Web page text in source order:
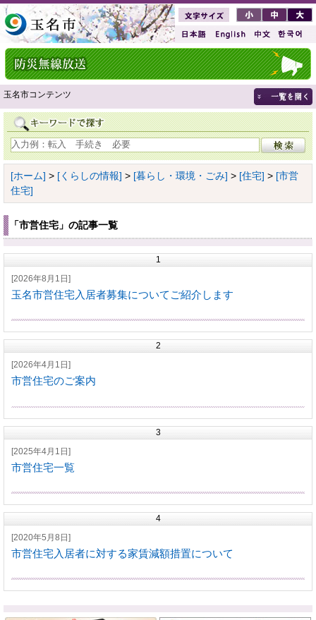
玉名市コンテンツ
[ホーム] > [くらしの情報] > [暮らし・環境・ごみ] > [住宅] > [市営
住宅]
「市営住宅」の記事一覧
1
[2026年8月1日]
玉名市営住宅入居者募集についてご紹介します
2
[2026年4月1日]
市営住宅のご案内
3
[2025年4月1日]
市営住宅一覧
4
[2020年5月8日]
市営住宅入居者に対する家賃減額措置について